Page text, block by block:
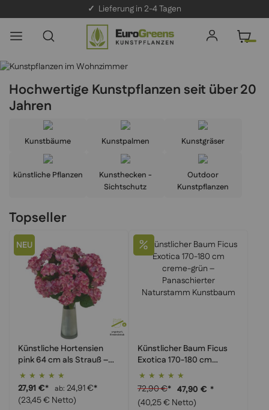
✓ Lieferung in 2-4 Tagen
Hochwertige Kunstpflanzen seit über 20
Jahren
Kunstbäume Kunstpalmen Kunstgräser
künstliche Pflanzen
Kunsthecken -
Sichtschutz
Outdoor
Kunstpflanzen
Topseller
NEU
Künstliche Hortensien
pink 64 cm als Strauß –
Hortensienstrauß
Seidenblumen für
Tischdekoration
Bewertung:
100%
27,91 €* ab 24,91 €*
(23,45 € Netto)
Künstlicher Baum Ficus
Exotica 170-180 cm
creme-grün –
Panaschierter
Naturstamm Kunstbaum
Bewertung:
100%
72,90 €* 47,90 € *
(40,25 € Netto)